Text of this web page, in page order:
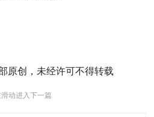
原创，未经许可不得转载
动进入下一篇